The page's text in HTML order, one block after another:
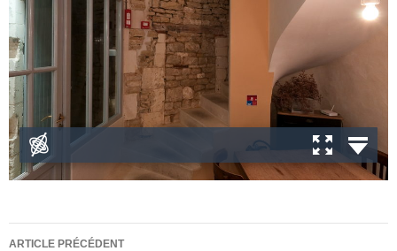
Navigation
ARTICLE PRÉCÉDENT